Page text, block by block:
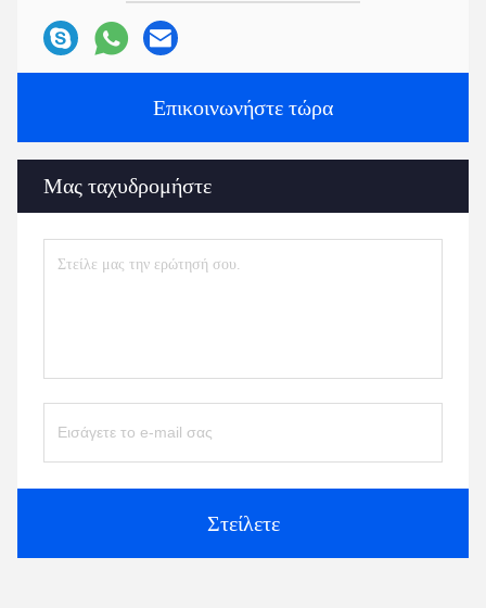
Επικοινωνήστε τώρα
Μας ταχυδρομήστε
Στείλετε